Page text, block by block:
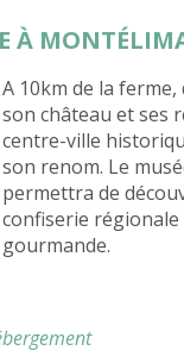
À
A 10km de la
son château et ses
centre-ville
son renom. Le
permettra de
confiserie
gourmande.